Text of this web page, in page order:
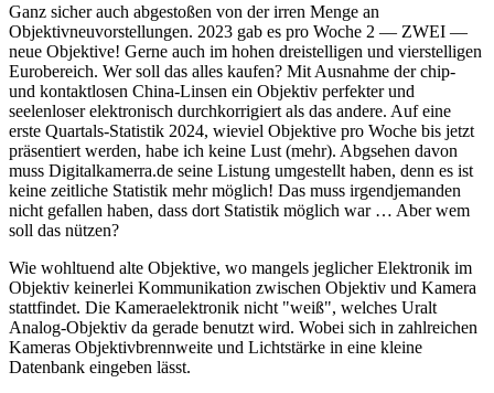
Ganz sicher auch abgestoßen von der irren Menge an
Objektivneuvorstellungen. 2023 gab es pro Woche 2 — ZWEI —
neue Objektive! Gerne auch im hohen dreistelligen und vierstelligen
Eurobereich. Wer soll das alles kaufen? Mit Ausnahme der chip-
und kontaktlosen China-Linsen ein Objektiv perfekter und
seelenloser elektronisch durchkorrigiert als das andere. Auf eine
erste Quartals-Statistik 2024, wieviel Objektive pro Woche bis jetzt
präsentiert werden, habe ich keine Lust (mehr). Abgsehen davon
muss Digitalkamerra.de seine Listung umgestellt haben, denn es ist
keine zeitliche Statistik mehr möglich! Das muss irgendjemanden
nicht gefallen haben, dass dort Statistik möglich war … Aber wem
soll das nützen?
Wie wohltuend alte Objektive, wo mangels jeglicher Elektronik im
Objektiv keinerlei Kommunikation zwischen Objektiv und Kamera
stattfindet. Die Kameraelektronik nicht "weiß", welches Uralt
Analog-Objektiv da gerade benutzt wird. Wobei sich in zahlreichen
Kameras Objektivbrennweite und Lichtstärke in eine kleine
Datenbank eingeben lässt.